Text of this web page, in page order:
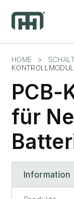
content
HOME >
PCB-
für
Information